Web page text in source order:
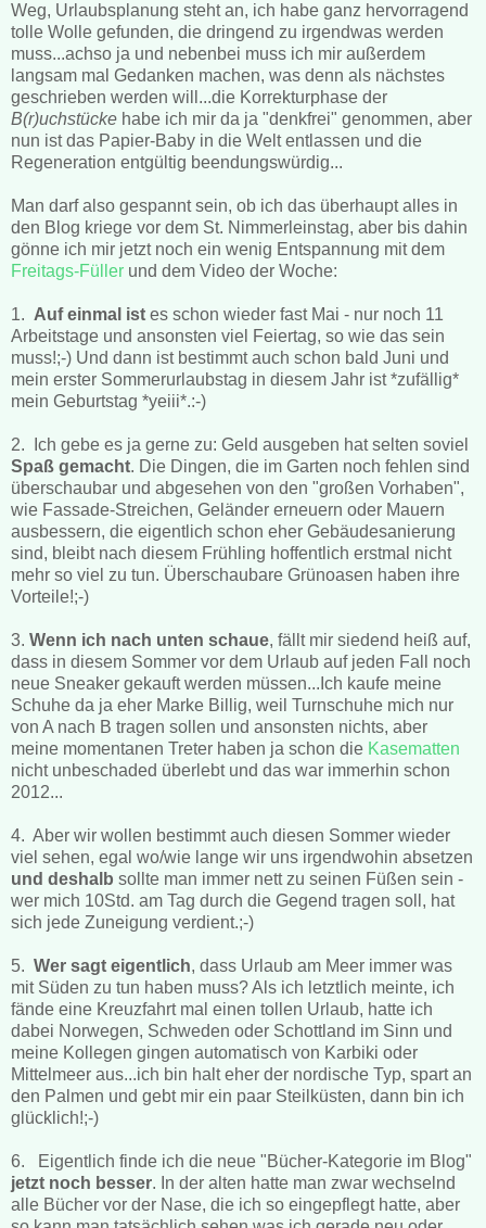
Weg, Urlaubsplanung steht an, ich habe ganz hervorragend
tolle Wolle gefunden, die dringend zu irgendwas werden
muss...achso ja und nebenbei muss ich mir außerdem
langsam mal Gedanken machen, was denn als nächstes
geschrieben werden will...die Korrekturphase der
B(r)uchstücke habe ich mir da ja "denkfrei" genommen, aber
nun ist das Papier-Baby in die Welt entlassen und die
Regeneration entgültig beendungswürdig...
Man darf also gespannt sein, ob ich das überhaupt alles in
den Blog kriege vor dem St. Nimmerleinstag, aber bis dahin
gönne ich mir jetzt noch ein wenig Entspannung mit dem
Freitags-Füller und dem Video der Woche:
1. Auf einmal ist es schon wieder fast Mai - nur noch 11
Arbeitstage und ansonsten viel Feiertag, so wie das sein
muss!;-) Und dann ist bestimmt auch schon bald Juni und
mein erster Sommerurlaubstag in diesem Jahr ist *zufällig*
mein Geburtstag *yeiii*.:-)
2. Ich gebe es ja gerne zu: Geld ausgeben hat selten soviel
Spaß gemacht. Die Dingen, die im Garten noch fehlen sind
überschaubar und abgesehen von den "großen Vorhaben",
wie Fassade-Streichen, Geländer erneuern oder Mauern
ausbessern, die eigentlich schon eher Gebäudesanierung
sind, bleibt nach diesem Frühling hoffentlich erstmal nicht
mehr so viel zu tun. Überschaubare Grünoasen haben ihre
Vorteile!;-)
3. Wenn ich nach unten schaue, fällt mir siedend heiß auf,
dass in diesem Sommer vor dem Urlaub auf jeden Fall noch
neue Sneaker gekauft werden müssen...Ich kaufe meine
Schuhe da ja eher Marke Billig, weil Turnschuhe mich nur
von A nach B tragen sollen und ansonsten nichts, aber
meine momentanen Treter haben ja schon die Kasematten
nicht unbeschaded überlebt und das war immerhin schon
2012...
4. Aber wir wollen bestimmt auch diesen Sommer wieder
viel sehen, egal wo/wie lange wir uns irgendwohin absetzen
und deshalb sollte man immer nett zu seinen Füßen sein -
wer mich 10Std. am Tag durch die Gegend tragen soll, hat
sich jede Zuneigung verdient.;-)
5. Wer sagt eigentlich, dass Urlaub am Meer immer was
mit Süden zu tun haben muss? Als ich letztlich meinte, ich
fände eine Kreuzfahrt mal einen tollen Urlaub, hatte ich
dabei Norwegen, Schweden oder Schottland im Sinn und
meine Kollegen gingen automatisch von Karbiki oder
Mittelmeer aus...ich bin halt eher der nordische Typ, spart an
den Palmen und gebt mir ein paar Steilküsten, dann bin ich
glücklich!;-)
6. Eigentlich finde ich die neue "Bücher-Kategorie im Blog"
jetzt noch besser. In der alten hatte man zwar wechselnd
alle Bücher vor der Nase, die ich so eingepflegt hatte, aber